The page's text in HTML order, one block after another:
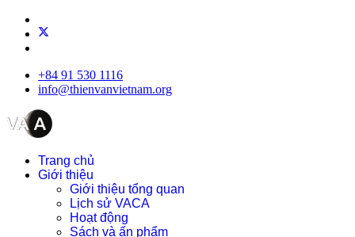
+84 91 530 1116
info@thienvanvietnam.org
Trang chủ
Giới thiệu
Giới thiệu tổng quan
Lịch sử VACA
Hoạt động
Sách và ấn phẩm